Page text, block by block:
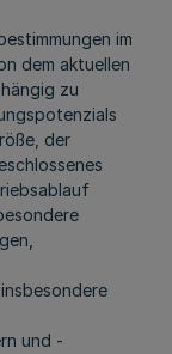
im
dem aktuellen
zu
der
und -